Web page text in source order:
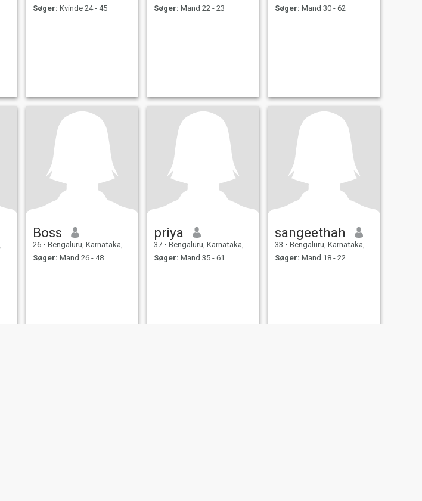
Søger: Kvinde 24 - 45
Søger: Mand 22 - 23
Søger: Mand 30 - 62
Boss
26 • Bengaluru, Karnataka, Indien
Søger: Mand 26 - 48
priya
37 • Bengaluru, Karnataka, Indien
Søger: Mand 35 - 61
sangeethah
33 • Bengaluru, Karnataka, Indien
Søger: Mand 18 - 22